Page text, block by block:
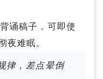
诵稿子，可即使
夜难眠。
律，差点晕倒